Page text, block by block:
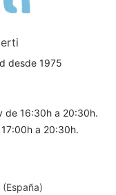
desde 1975
de 16:30h a 20:30h.
a 20:30h.